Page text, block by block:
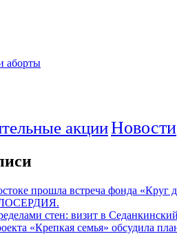
акцииНовости
прошла встреча фонда «Круг
стен: визит в
«Крепкая семья» обсудила